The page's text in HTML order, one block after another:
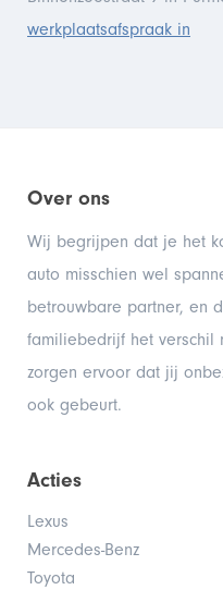
werkplaatsafspraak in
Over ons
Wij begrijpen dat je het
auto misschien wel
betrouwbare partner, en
familiebedrijf het verschil
zorgen ervoor dat jij
ook gebeurt.
Acties
Lexus
Mercedes-Benz
Toyota